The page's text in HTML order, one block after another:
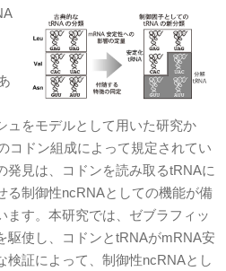
ュをモデルとして用いた研究か
コドン組成によって規定されてい
発見は、コドンを読み取るtRNAに
る制御性ncRNAとしての機能が備
ます。本研究では、ゼブラフィッ
駆使し、コドンとtRNAがmRNA安
検証によって、制御性ncRNAとし